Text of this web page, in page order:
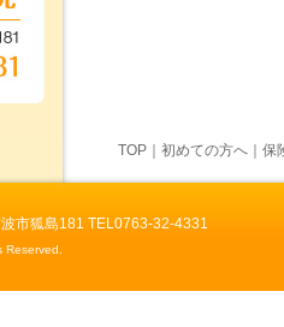
TOP 初めての方へ 保
市狐島181 TEL0763-32-4331